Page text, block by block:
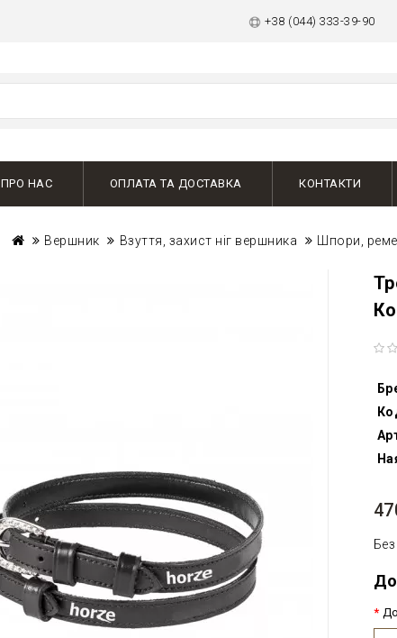
+38 (044) 333-39-90
ПРО НАС ОПЛАТА ТА ДОСТАВКА КОНТАКТИ
Вершник Взуття, захист ніг вершника Шпори,